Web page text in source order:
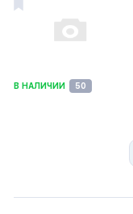
В НАЛИЧИИ 50